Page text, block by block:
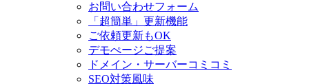
お問い合わせフォーム
「超簡単」更新機能
ご依頼更新もOK
デモぺージご提案
ドメイン・サーバーコミコミ
SEO対策風味